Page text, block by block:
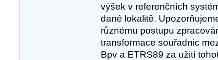
výšek v referenčních
dané lokalitě.
různému postupu
transformace souřadnic
Bpv a ETRS89 za užití